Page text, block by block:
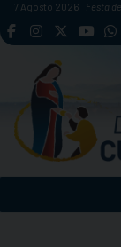
Skip
to
7 Agosto 2026 Festa